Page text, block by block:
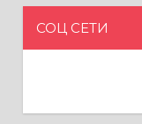
СОЦ СЕТИ